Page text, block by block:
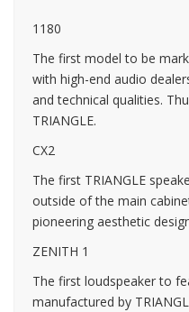
1180
The first model to be
with high-end audio
and technical qualities.
TRIANGLE.
CX2
The first TRIANGLE
outside of the main
pioneering aesthetic
ZENITH 1
The first loudspeaker to
manufactured by